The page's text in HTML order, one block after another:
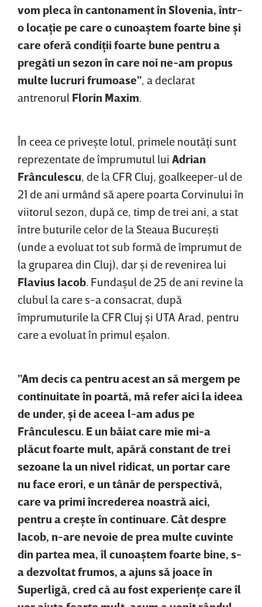
vom pleca în cantonament în Slovenia, într-
o locaţie pe care o cunoaştem foarte bine şi
care oferă condiţii foarte bune pentru a
pregăti un sezon în care noi ne-am propus
multe lucruri frumoase” , a declarat
antrenorul Florin Maxim
În ceea ce priveşte lotul, primele noutăţi sunt
reprezentate de împrumutul lui Adrian
Frânculescu , de la CFR Cluj, goalkeeper-ul de
21 de ani urmând să apere poarta Corvinului în
viitorul sezon, după ce, timp de trei ani, a stat
între buturile celor de la Steaua Bucureşti
(unde a evoluat tot sub formă de împrumut de
la gruparea din Cluj), dar şi de revenirea lui
Flavius Iacob . Fundaşul de 25 de ani revine la
clubul la care s-a consacrat, după
împrumuturile la CFR Cluj şi UTA Arad, pentru
care a evoluat în primul eşalon.
”Am decis ca pentru acest an să mergem pe
continuitate în poartă, mă refer aici la ideea
de under, şi de aceea l-am adus pe
Frânculescu. E un băiat care mie mi-a
plăcut foarte mult, apără constant de trei
sezoane la un nivel ridicat, un portar care
nu face erori, e un tânăr de perspectivă,
care va primi încrederea noastră aici,
pentru a creşte în continuare. Cât despre
Iacob, n-are nevoie de prea multe cuvinte
din partea mea, îl cunoaştem foarte bine, s-
a dezvoltat frumos, a ajuns să joace în
Superligă, cred că au fost experienţe care îl